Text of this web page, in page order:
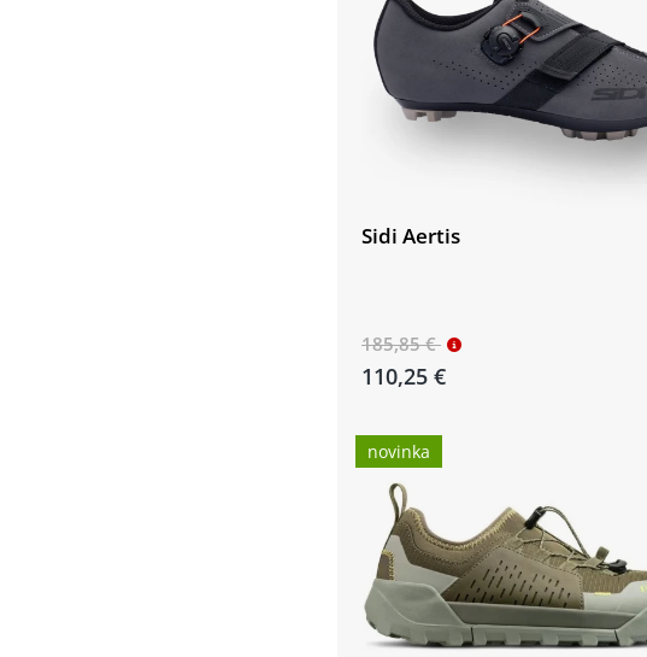
Sidi Aertis
185,85 €
110,25 €
novinka